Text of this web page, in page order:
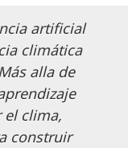
artificial
climática
alla de
clima,
construir